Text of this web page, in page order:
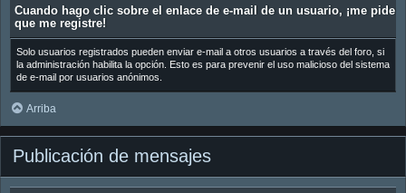
Cuando hago clic sobre el enlace de e-mail de un usuario, ¡me pide
que me registre!
Solo usuarios registrados pueden enviar e-mail a otros usuarios a través del foro, si
la administración habilita la opción. Esto es para prevenir el uso malicioso del sistema
de e-mail por usuarios anónimos.
Arriba
Publicación de mensajes